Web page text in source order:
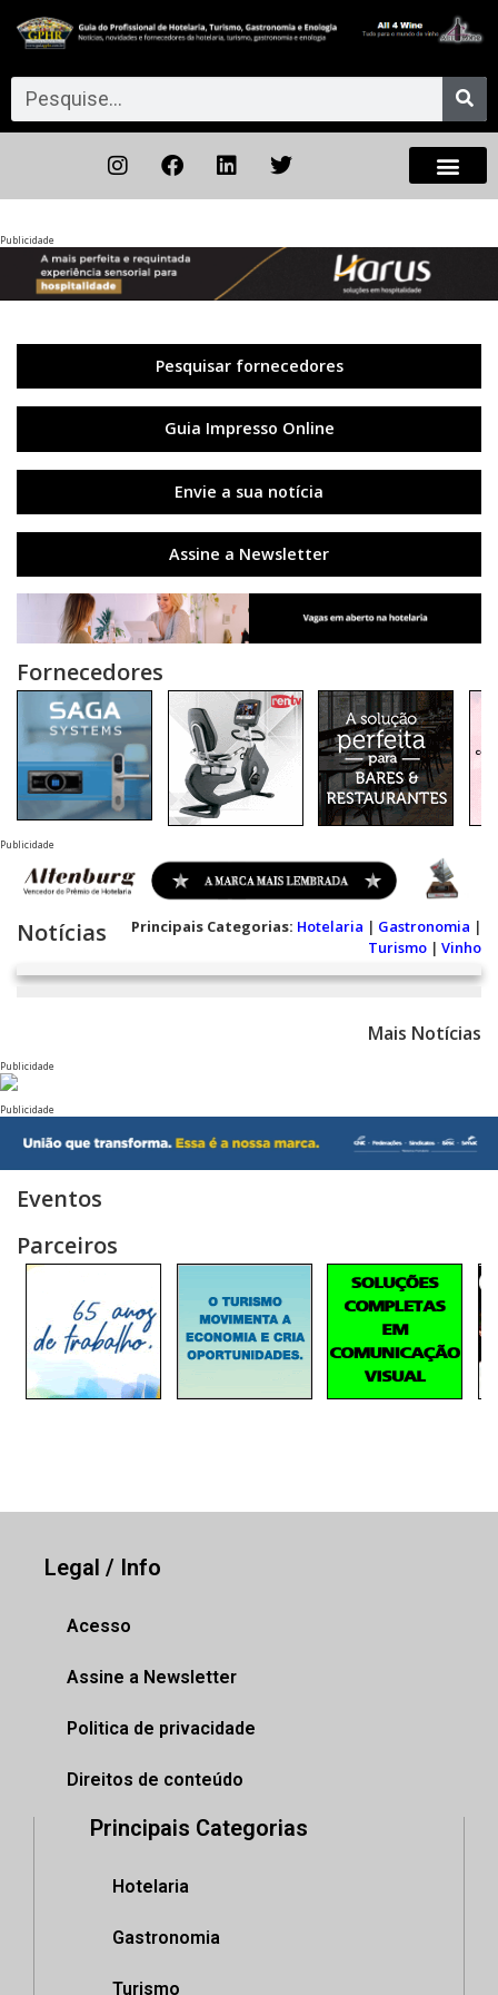
Publicidade
Pesquisar fornecedores
Guia Impresso Online
Envie a sua notícia
Assine a Newsletter
Fornecedores
Publicidade
Notícias Principais Categorias: Hotelaria | Gastronomia |
Turismo | Vinho
Mais Notícias
Publicidade
Publicidade
Eventos
Parceiros
Legal / Info
Acesso
Assine a Newsletter
Politica de privacidade
Direitos de conteúdo
Principais Categorias
Hotelaria
Gastronomia
Turismo